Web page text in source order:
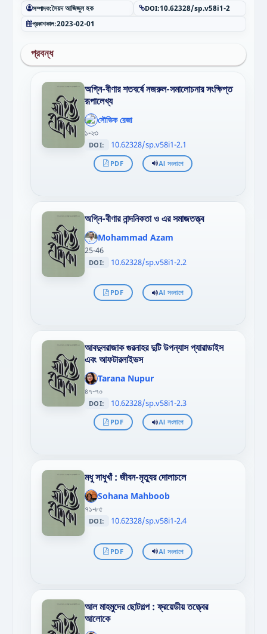
সম্পাদক:সৈয়দ আজিজুল হক DOI:10.62328/sp.v58i1-2
প্রকাশকাল:2023-02-01
প্রবন্ধ
অগ্নি-বীণার শতবর্ষে নজরুল-সমালোচনার সংক্ষিপ্ত
রূপালেখ্য
';
};"
>
সৌভিক রেজা
১-২৩
DOI: 10.62328/sp.v58i1-2.1
PDF AI সংলাপে
অগ্নি-বীণার নান্দনিকতা ও এর সমাজতত্ত্ব
';
};"
>
Mohammad Azam
25-46
DOI: 10.62328/sp.v58i1-2.2
PDF AI সংলাপে
আবদুলরাজাক গুরনাহর দুটি উপন্যাস প্যারাডাইস
এবং আফটারলাইভস
';
};"
>
Tarana Nupur
৪৭-৭০
DOI: 10.62328/sp.v58i1-2.3
PDF AI সংলাপে
মধু সাধুখাঁ : জীবন-মৃত্যুর দোলাচলে
';
};"
>
Sohana Mahboob
৭১-৮৫
DOI: 10.62328/sp.v58i1-2.4
PDF AI সংলাপে
আল মাহমুদের ছোটগল্প : ফ্রয়েডীয় তত্ত্বের
আলোকে
';